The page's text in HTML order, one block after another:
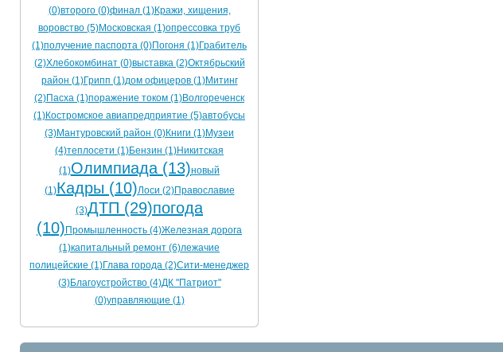
(0)второго (0)финал (1)Кражи, хищения,
воровство (5)Московская (1)опрессовка труб
(1)получение паспорта (0)Погоня (1)Грабитель
(2)Хлебокомбинат (0)выставка (2)Октябрьский
район (1)Грипп (1)дом офицеров (1)Митинг
(2)Пасха (1)поражение током (1)Волгореченск
(1)Костромское авиапредприятие (5)автобусы
(3)Мантуровский район (0)Книги (1)Музеи
(4)теплосети (1)Бензин (1)Никитская
(1)Олимпиада (13)новый
(1)Кадры (10)Лоси (2)Православие
(3)ДТП (29)погода
(10) Промышленность (4)Железная дорога
(1)капитальный ремонт (6)лежачие
полицейские (1)Глава города (2)Сити-менеджер
(3)Благоустройство (4)ДК "Патриот"
(0)управляющие (1)